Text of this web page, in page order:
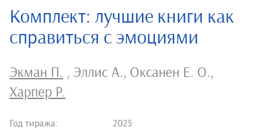
Комплект: лучшие книги как
справиться с эмоциями
Экман П. , Эллис А., Оксанен Е. О.,
Харпер Р.
Год тиража:
2025